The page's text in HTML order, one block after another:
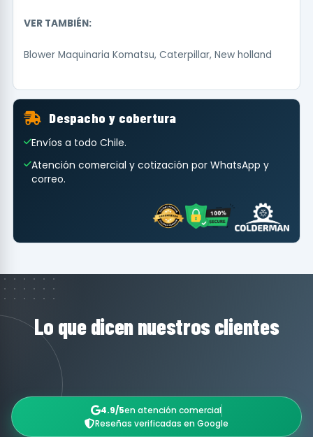
VER TAMBIÉN:
Blower Maquinaria Komatsu, Caterpillar, New holland
Despacho y cobertura
Envíos a todo Chile.
Atención comercial y cotización por WhatsApp y
correo.
Lo que dicen nuestros clientes
4.9/5en atención comercial
Reseñas verificadas en Google